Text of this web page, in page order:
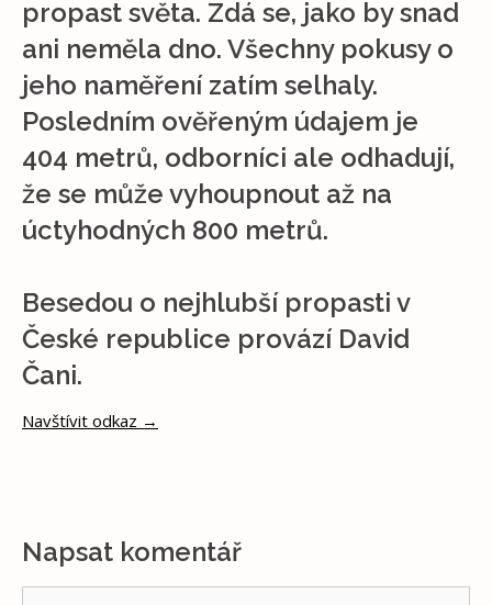
propast světa. Zdá se, jako by snad
ani neměla dno. Všechny pokusy o
jeho naměření zatím selhaly.
Posledním ověřeným údajem je
404 metrů, odborníci ale odhadují,
že se může vyhoupnout až na
úctyhodných 800 metrů.
Besedou o nejhlubší propasti v
České republice provází David
Čani.
Navštívit odkaz →
Napsat komentář